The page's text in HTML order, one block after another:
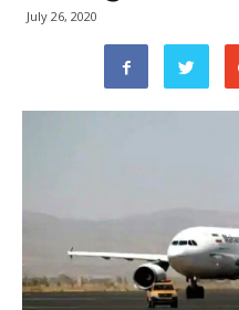
July 26, 2020